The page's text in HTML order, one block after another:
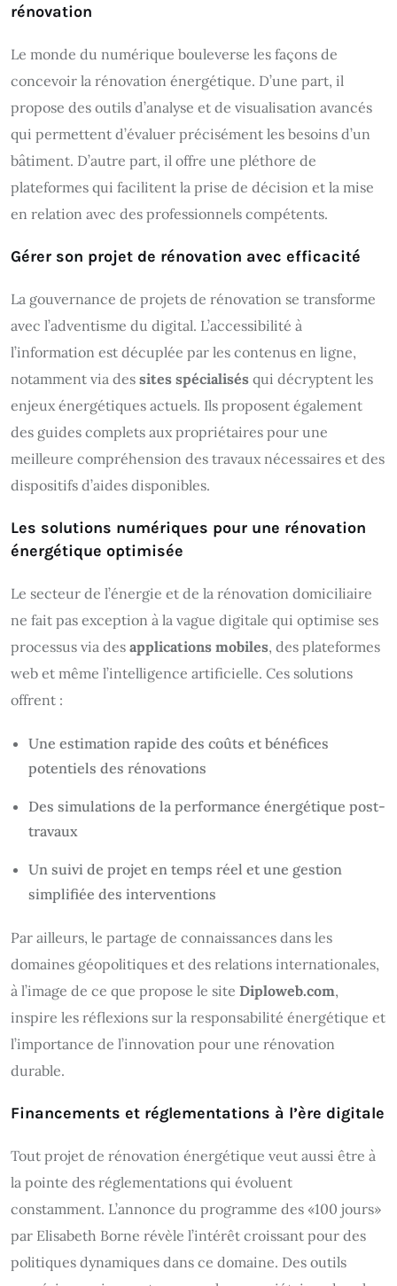
rénovation
Le monde du numérique bouleverse les façons de
concevoir la rénovation énergétique. D’une part, il
propose des outils d’analyse et de visualisation avancés
qui permettent d’évaluer précisément les besoins d’un
bâtiment. D’autre part, il offre une pléthore de
plateformes qui facilitent la prise de décision et la mise
en relation avec des professionnels compétents.
Gérer son projet de rénovation avec efficacité
La gouvernance de projets de rénovation se transforme
avec l’adventisme du digital. L’accessibilité à
l’information est décuplée par les contenus en ligne,
notamment via des sites spécialisés qui décryptent les
enjeux énergétiques actuels. Ils proposent également
des guides complets aux propriétaires pour une
meilleure compréhension des travaux nécessaires et des
dispositifs d’aides disponibles.
Les solutions numériques pour une rénovation
énergétique optimisée
Le secteur de l’énergie et de la rénovation domiciliaire
ne fait pas exception à la vague digitale qui optimise ses
processus via des applications mobiles, des plateformes
web et même l’intelligence artificielle. Ces solutions
offrent :
Une estimation rapide des coûts et bénéfices
potentiels des rénovations
Des simulations de la performance énergétique post-
travaux
Un suivi de projet en temps réel et une gestion
simplifiée des interventions
Par ailleurs, le partage de connaissances dans les
domaines géopolitiques et des relations internationales,
à l’image de ce que propose le site Diploweb.com,
inspire les réflexions sur la responsabilité énergétique et
l’importance de l’innovation pour une rénovation
durable.
Financements et réglementations à l’ère digitale
Tout projet de rénovation énergétique veut aussi être à
la pointe des réglementations qui évoluent
constamment. L’annonce du programme des «100 jours»
par Elisabeth Borne révèle l’intérêt croissant pour des
politiques dynamiques dans ce domaine. Des outils